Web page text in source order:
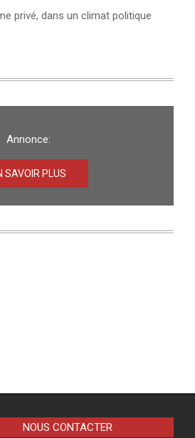
privé, dans un climat politique
Annonce:
SAVOIR PLUS
NOUS CONTACTER